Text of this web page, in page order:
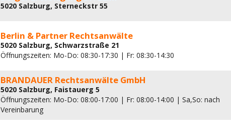
5020 Salzburg, Sterneckstr 55
Berlin & Partner Rechtsanwälte
5020 Salzburg, Schwarzstraße 21
Öffnungszeiten: Mo-Do: 08:30-17:30 | Fr: 08:30-14:30
BRANDAUER Rechtsanwälte GmbH
5020 Salzburg, Faistauerg 5
Öffnungszeiten: Mo-Do: 08:00-17:00 | Fr: 08:00-14:00 | Sa,So: nach
Vereinbarung